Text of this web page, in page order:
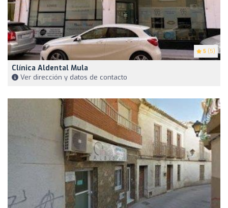
5 (5)
Clínica Aldental Mula
Ver dirección y datos de contacto